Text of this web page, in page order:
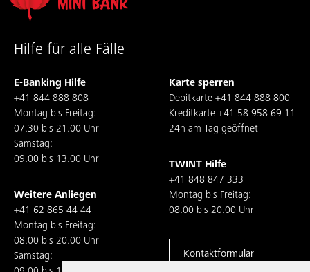
Hilfe für alle Fälle
E-Banking Hilfe
+41 844 888 808
Montag bis Freitag:
07.30 bis 21.00 Uhr
Samstag:
09.00 bis 13.00 Uhr
Weitere Anliegen
+41 62 865 44 44
Montag bis Freitag:
08.00 bis 20.00 Uhr
Samstag:
Karte sperren
Debitkarte +41 844 888 800
Kreditkarte +41 58 958 69 11
24h am Tag geöffnet
TWINT Hilfe
+41 848 847 333
Montag bis Freitag:
08.00 bis 20.00 Uhr
Kontaktformular